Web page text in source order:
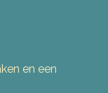
en een